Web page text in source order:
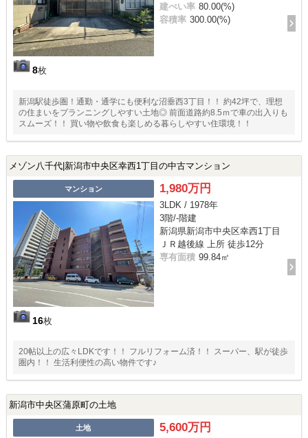
8枚
建ぺい率 80.00(%)
容積率 300.00(%)
新潟駅徒歩圏！通勤・通学にも便利な沼垂西3丁目！！ 約42坪で、理想
の住まいをプランニングしやすい土地◎ 前面道路約8.5ｍで車の出入りも
スムーズ！！ 買い物や飲食も楽しめる暮らしやすい住環境！！
メゾン八千代|新潟市中央区幸西1丁目の中古マンション
マンション
16枚
1,980万円
3LDK / 1978年
3階/-階建
新潟県新潟市中央区幸西1丁目
ＪＲ越後線 上所 徒歩12分
専有面積 99.84㎡
20帖以上の広々LDKです！！ フルリフォーム済！！ スーパー、駅が徒歩
圏内！！ 生活利便性の高い物件です♪
新潟市中央区蒲原町の土地
土地 5,600万円